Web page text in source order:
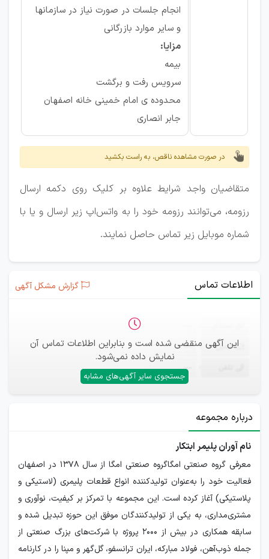
انجام جلسات در صورت نیاز در سازمانها
و سایر موارد بازرگانی
مزایا:
بیمه
سرویس رفت و برگشت
محدوده ی امام خمینی خانه اصفهان
جابر انصاری
در صورت مشاهده ناقص، به راست بکشید
متقاضیان واجد شرایط علاوه بر کلیک روی دکمه ارسال
رزومه، می‌توانند رزومه خود را به واتس‌اپ زیر ارسال و یا با
شماره موبایل زیر تماس حاصل نمایند.
اطلاعات تماس گزارش مشکل آگهی
این آگهی منقضی شده است و بنابراین اطلاعات تماس آن
نمایش داده نمی‌شود.
جستجوی سایر آگهی‌های مشابه
ایمیل —
—
درباره مجموعه
نام آوران پلیمر ابتکار
معرفی گروه صنعتی امگاگروه صنعتی امگا از سال ۱۳۷۸ در اصفهان
فعالیت خود را به‌عنوان تولیدکننده انواع قطعات پلیمری (لاستیکی و
پلاستیکی) آغاز کرده است. این مجموعه با تمرکز بر کیفیت، نوآوری و
مشتری‌مداری، به یکی از تولیدکنندگان موفق این حوزه تبدیل شده و
سابقه همکاری در بیش از ۲۰۰۰ پروژه با شرکت‌های بزرگ صنعتی از
جمله ذوب‌آهن، فولاد مبارکه، ایران ترانسفو، گل‌گهر و مپنا را در کارنامه